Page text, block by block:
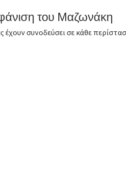
του Μαζωνάκη
έχουν συνοδεύσει σε κάθε